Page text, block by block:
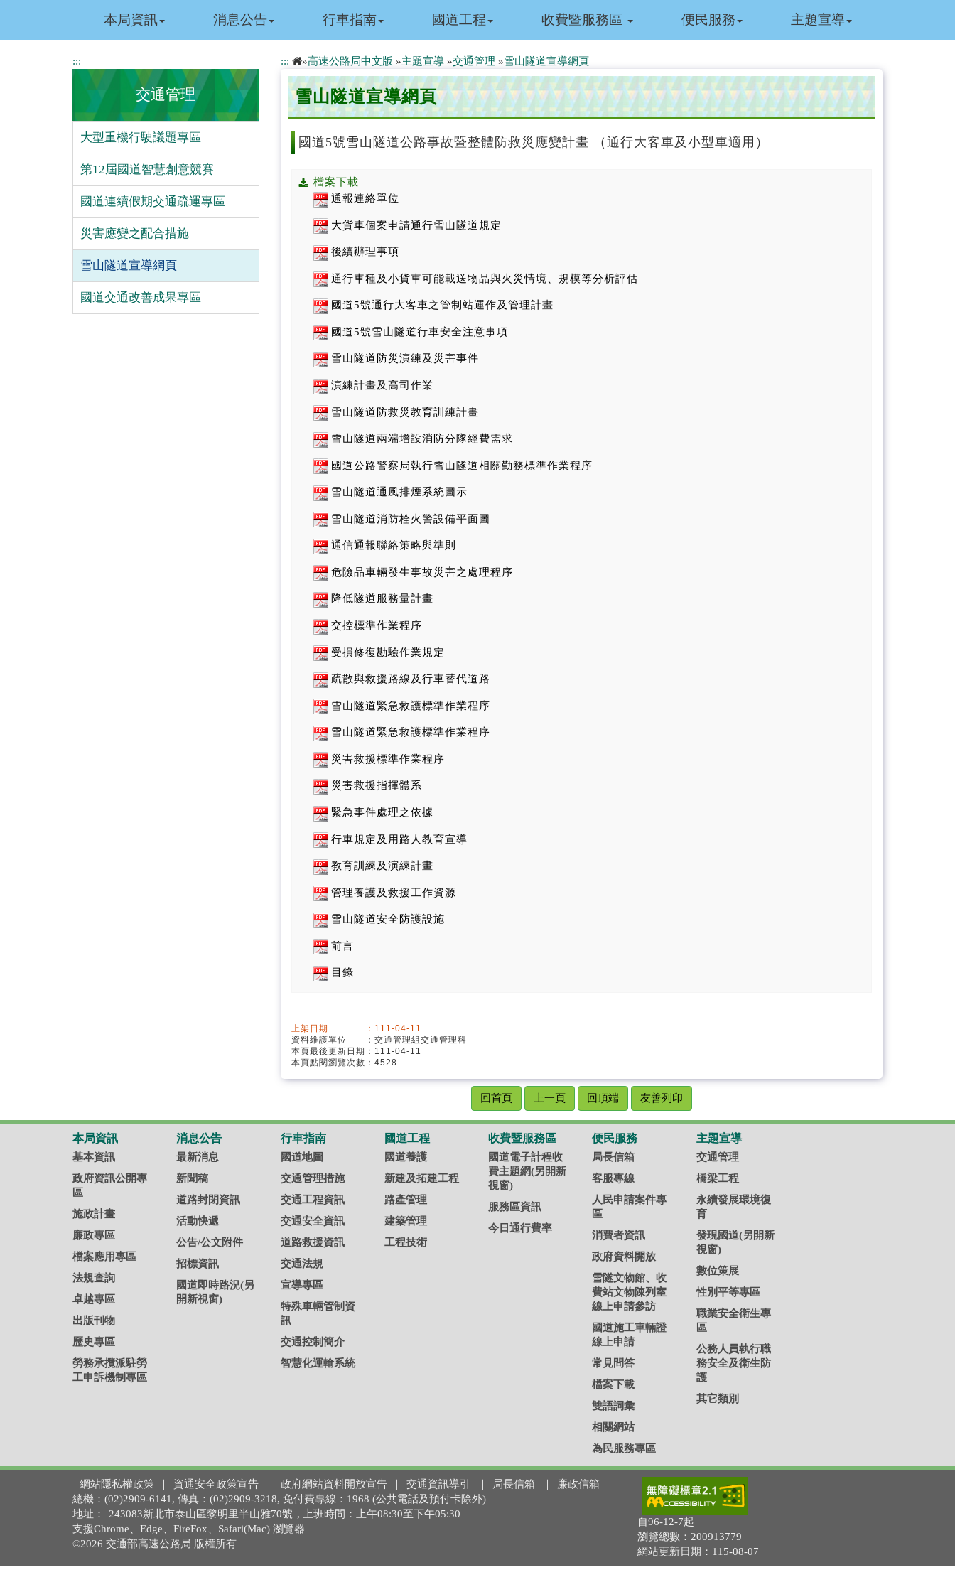
本局資訊 消息公告 行車指南 國道工程 收費暨服務區 便民服務 主題宣導
:::
交通管理
大型重機行駛議題專區
第12屆國道智慧創意競賽
國道連續假期交通疏運專區
災害應變之配合措施
雪山隧道宣導網頁
國道交通改善成果專區
::: »高速公路局中文版 »主題宣導»交通管理 »雪山隧道宣導網頁
雪山隧道宣導網頁
國道5號雪山隧道公路事故暨整體防救災應變計畫 （通行大客車及小型車適用）
檔案下載
通報連絡單位
大貨車個案申請通行雪山隧道規定
後續辦理事項
通行車種及小貨車可能載送物品與火災情境、規模等分析評估
國道5號通行大客車之管制站運作及管理計畫
國道5號雪山隧道行車安全注意事項
雪山隧道防災演練及災害事件
演練計畫及高司作業
雪山隧道防救災教育訓練計畫
雪山隧道兩端增設消防分隊經費需求
國道公路警察局執行雪山隧道相關勤務標準作業程序
雪山隧道通風排煙系統圖示
雪山隧道消防栓火警設備平面圖
通信通報聯絡策略與準則
危險品車輛發生事故災害之處理程序
降低隧道服務量計畫
交控標準作業程序
受損修復勘驗作業規定
疏散與救援路線及行車替代道路
雪山隧道緊急救護標準作業程序
雪山隧道緊急救護標準作業程序
災害救援標準作業程序
災害救援指揮體系
緊急事件處理之依據
行車規定及用路人教育宣導
教育訓練及演練計畫
管理養護及救援工作資源
雪山隧道安全防護設施
前言
目錄
上架日期 ：111-04-11
資料維護單位 ：交通管理組交通管理科
本頁最後更新日期：111-04-11
本頁點閱瀏覽次數：4528
回首頁 上一頁 回頂端 友善列印
本局資訊
基本資訊
政府資訊公開專
區
施政計畫
廉政專區
檔案應用專區
法規查詢
卓越專區
出版刊物
歷史專區
勞務承攬派駐勞
工申訴機制專區
消息公告
最新消息
新聞稿
道路封閉資訊
活動快遞
公告/公文附件
招標資訊
國道即時路況(另
開新視窗)
行車指南
國道地圖
交通管理措施
交通工程資訊
交通安全資訊
道路救援資訊
交通法規
宣導專區
特殊車輛管制資
訊
交通控制簡介
智慧化運輸系統
國道工程
國道養護
新建及拓建工程
路產管理
建築管理
工程技術
收費暨服務區
國道電子計程收
費主題網(另開新
視窗)
服務區資訊
今日通行費率
便民服務
局長信箱
客服專線
人民申請案件專
區
消費者資訊
政府資料開放
雪隧文物館、收
費站文物陳列室
線上申請參訪
國道施工車輛證
線上申請
常見問答
檔案下載
雙語詞彙
相關網站
為民服務專區
主題宣導
交通管理
橋梁工程
永續發展環境復
育
發現國道(另開新
視窗)
數位策展
性別平等專區
職業安全衛生專
區
公務人員執行職
務安全及衛生防
護
其它類別
網站隱私權政策 資通安全政策宣告 政府網站資料開放宣告 交通資訊導引 局長信箱
廉政信箱
總機：(02)2909-6141, 傳真：(02)2909-3218, 免付費專線：1968 (公共電話及預付卡除外)
地址：
243083新北市泰山區黎明里半山雅70號 , 上班時間：上午08:30至下午05:30
支援Chrome、Edge、FireFox、Safari(Mac) 瀏覽器
©2026 交通部高速公路局 版權所有
自96-12-7起
瀏覽總數：200913779
網站更新日期：115-08-07